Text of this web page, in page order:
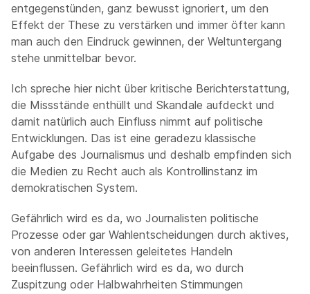
entgegenstünden, ganz bewusst ignoriert, um den
Effekt der These zu verstärken und immer öfter kann
man auch den Eindruck gewinnen, der Weltuntergang
stehe unmittelbar bevor.
Ich spreche hier nicht über kritische Berichterstattung,
die Missstände enthüllt und Skandale aufdeckt und
damit natürlich auch Einfluss nimmt auf politische
Entwicklungen. Das ist eine geradezu klassische
Aufgabe des Journalismus und deshalb empfinden sich
die Medien zu Recht auch als Kontrollinstanz im
demokratischen System.
Gefährlich wird es da, wo Journalisten politische
Prozesse oder gar Wahlentscheidungen durch aktives,
von anderen Interessen geleitetes Handeln
beeinflussen. Gefährlich wird es da, wo durch
Zuspitzung oder Halbwahrheiten Stimmungen